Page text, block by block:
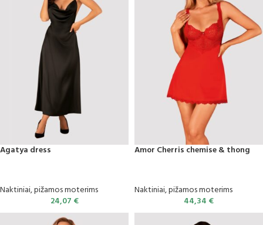
Agatya dress
Naktiniai, pižamos moterims
24,07 €
Amor Cherris chemise & thong
Naktiniai, pižamos moterims
44,34 €